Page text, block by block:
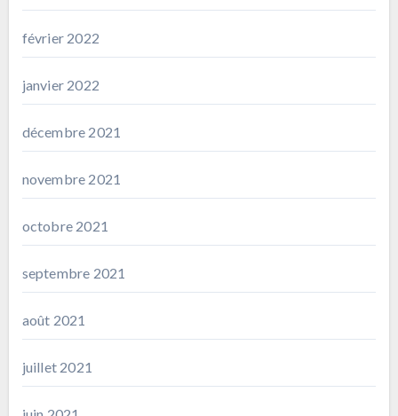
février 2022
janvier 2022
décembre 2021
novembre 2021
octobre 2021
septembre 2021
août 2021
juillet 2021